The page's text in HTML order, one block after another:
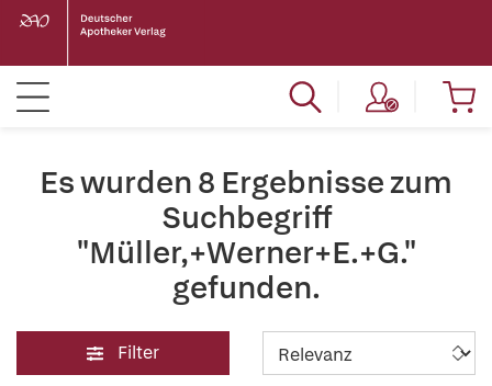
Es wurden 8 Ergebnisse zum
Suchbegriff
"Müller,+Werner+E.+G."
gefunden.
Filter